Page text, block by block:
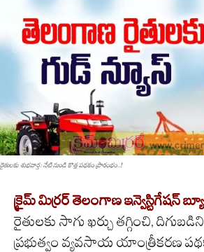
రైతులకు శుభవార్త: నేటి నుండి కొత్త పథకం ప్రారంభం..!
క్రైమ్ మిర్రర్ తెలంగాణ ఇన్వెస్టిగేషన్
రైతులకు సాగు ఖర్చు తగ్గించి,
ప్రభుత్వం వ్యవసాయ యాంత్రీకరణ